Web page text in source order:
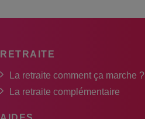
RETRAITE
La retraite comment ça marche ?
La retraite complémentaire